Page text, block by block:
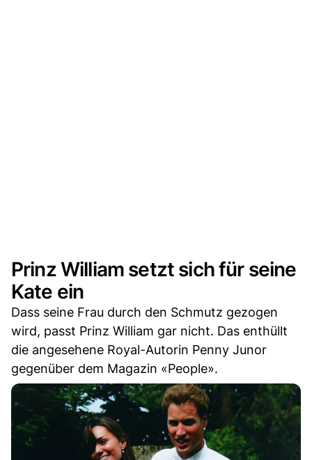
Prinz William setzt sich für seine
Kate ein
Dass seine Frau durch den Schmutz gezogen
wird, passt Prinz William gar nicht. Das enthüllt
die angesehene Royal-Autorin Penny Junor
gegenüber dem Magazin «People».